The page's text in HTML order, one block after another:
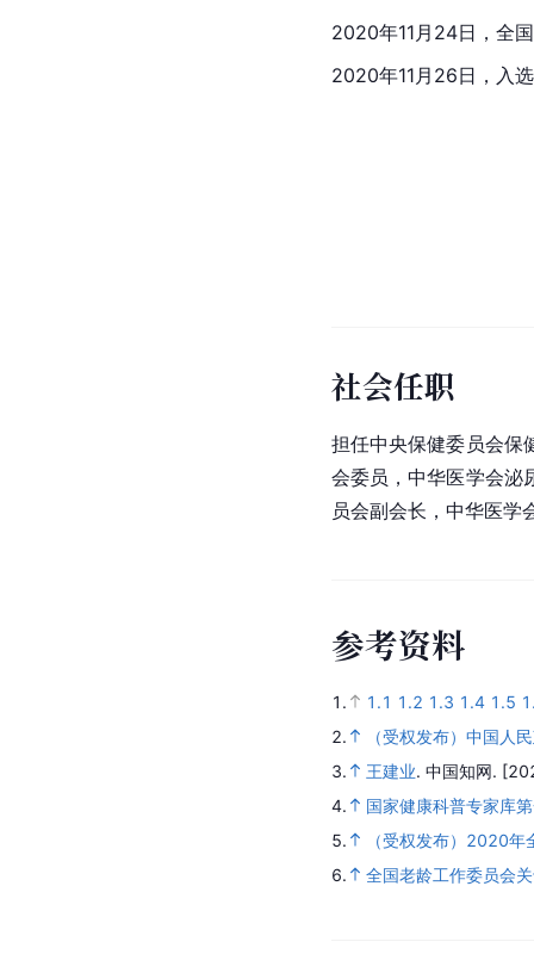
2020年11月24日， 全
2020年11月26日，入
社会任职
担任中央保健委员会保
会委员，中华医学会泌
员会副会长，中华医学
参考资料
1. 1.1 1.2 1.3 1.4 1.5
2.
（受权发布）中国人
3.
王建业. 中国知网.
4.
国家健康科普专家库
5.
（受权发布）2020
6.
全国老龄工作委员会